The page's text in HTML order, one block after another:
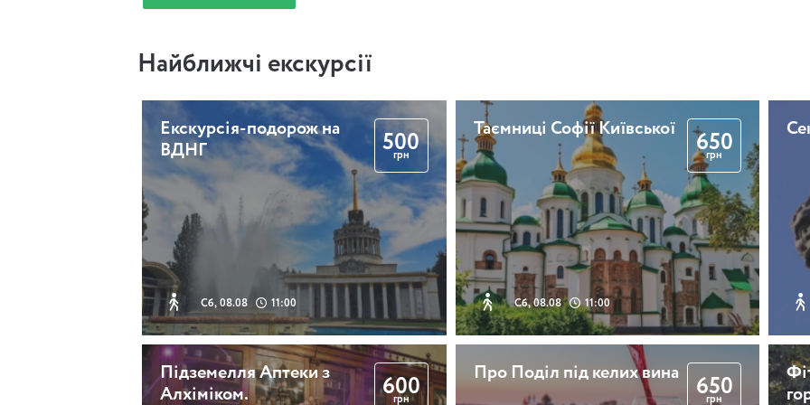
2 години 30 хвилин
Мандрівка у світ
порцеляни! (з
чаюванням)
2 години 30 хвилин
Історії Андріївського
узвозу (з лимонадом)
Найближчі екскурсії
Екскурсія-подорож на
ВДНГ
Сб, 08.08 11:00
500
грн
Таємниці Софії Київської
Сб, 08.08 11:00
650
грн
Підземелля Аптеки з
Алхіміком.
600
грн
Про Поділ під келих вина
650
грн